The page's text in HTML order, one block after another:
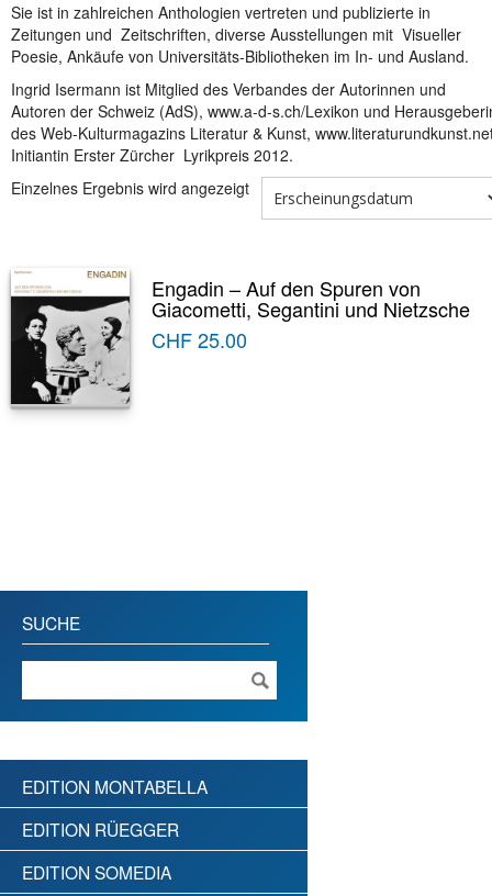
Sie ist in zahlreichen Anthologien vertreten und publizierte in
Zeitungen und Zeitschriften, diverse Ausstellungen mit Visueller
Poesie, Ankäufe von Universitäts-Bibliotheken im In- und Ausland.
Ingrid Isermann ist Mitglied des Verbandes der Autorinnen und
Autoren der Schweiz (AdS), www.a-d-s.ch/Lexikon und
des Web-Kulturmagazins Literatur & Kunst,
Initiantin Erster Zürcher Lyrikpreis 2012.
Einzelnes Ergebnis wird angezeigt
Engadin – Auf den Spuren von
Giacometti, Segantini und Nietzsche
CHF25.00
SUCHE
EDITION MONTABELLA
EDITION RÜEGGER
EDITION SOMEDIA